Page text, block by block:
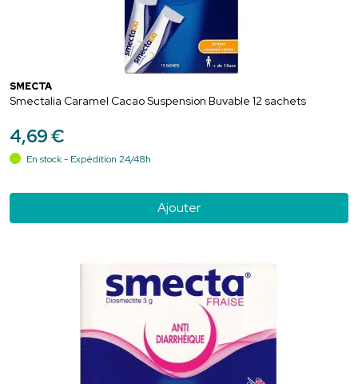
SMECTA
Smectalia Caramel Cacao Suspension Buvable 12 sachets
4,69€
En stock - Expédition 24/48h
Ajouter